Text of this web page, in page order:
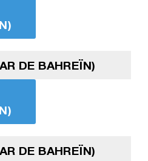
DE BAHREÏN)
DE BAHREÏN)